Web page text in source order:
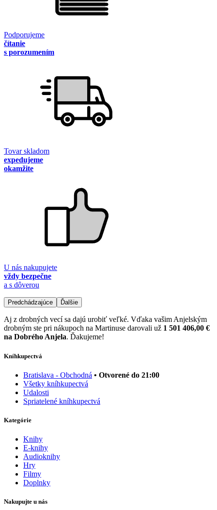
Podporujeme
čítanie
s porozumením
Tovar skladom
expedujeme
okamžite
U nás nakupujete
vždy bezpečne
a s dôverou
Predchádzajúce Ďalšie
Aj z drobných vecí sa dajú urobiť veľké. Vďaka vašim Anjelským
drobným ste pri nákupoch na Martinuse darovali už 1 501 406,00 €
na Dobrého Anjela. Ďakujeme!
Kníhkupectvá
Bratislava - Obchodná • Otvorené do 21:00
Všetky kníhkupectvá
Udalosti
Spriatelené kníhkupectvá
Kategórie
Knihy
E-knihy
Audioknihy
Hry
Filmy
Doplnky
Nakupujte u nás